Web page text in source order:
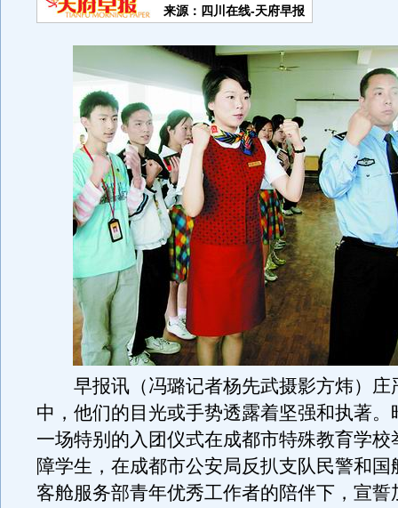
来源：四川在线-天府早报
早报讯（冯璐记者杨先武摄影方炜）庄
中，他们的目光或手势透露着坚强和执著。
一场特别的入团仪式在成都市特殊教育学校
障学生，在成都市公安局反扒支队民警和国
客舱服务部青年优秀工作者的陪伴下，宣誓